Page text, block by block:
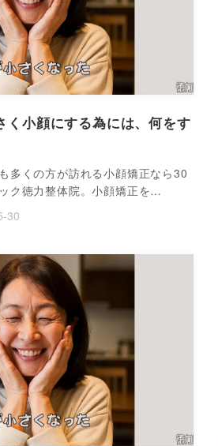
く小顔にする為には、何をす
多くの方が訪れる小顔矯正なら30
ク徳力整体院。小顔矯正を…
30